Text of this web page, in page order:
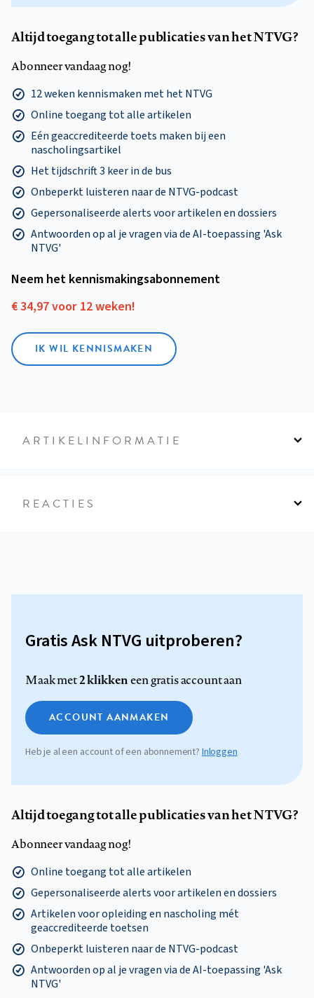
Altijd toegang tot alle publicaties van het NTVG?
Abonneer vandaag nog!
12 weken kennismaken met het NTVG
Online toegang tot alle artikelen
Eén geaccrediteerde toets maken bij een
nascholingsartikel
Het tijdschrift 3 keer in de bus
Onbeperkt luisteren naar de NTVG-podcast
Gepersonaliseerde alerts voor artikelen en dossiers
Antwoorden op al je vragen via de AI-toepassing 'Ask
NTVG'
Neem het kennismakings­abonnement
€ 34,97 voor 12 weken!
IK WIL KENNISMAKEN
ARTIKELINFORMATIE
REACTIES
Gratis Ask NTVG uitproberen?
Maak met2 klikkeneen gratis account aan
ACCOUNT AANMAKEN
Heb je al een account of een abonnement?Inloggen
Altijd toegang tot alle publicaties van het NTVG?
Abonneer vandaag nog!
Online toegang tot alle artikelen
Gepersonaliseerde alerts voor artikelen en dossiers
Artikelen voor opleiding en nascholing mét
geaccrediteerde toetsen
Onbeperkt luisteren naar de NTVG-podcast
Antwoorden op al je vragen via de AI-toepassing 'Ask
NTVG'